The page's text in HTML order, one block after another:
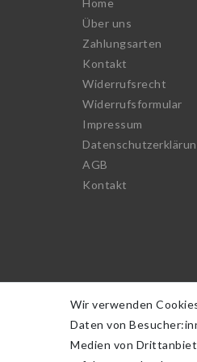
Über uns
Zahlungsarten
Kontakt
Widerrufs­recht
Widerrufs­formular
Impressum
AGB
Kontakt
Wir verwenden
Daten von
Medien von